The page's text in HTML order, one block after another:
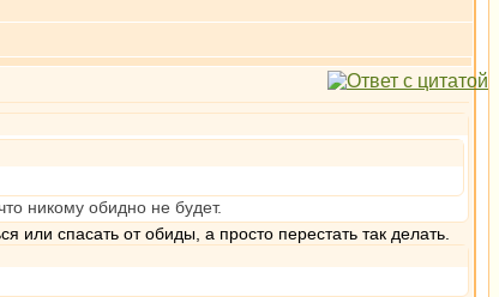
никому обидно не будет.
или спасать от обиды, а просто перестать так делать.